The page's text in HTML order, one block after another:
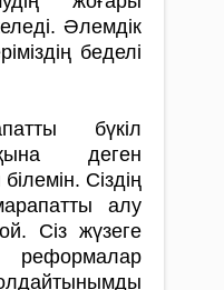
Әлемдік
беделі
бүкіл
деген
Сіздің
алу
Сіз жүзеге